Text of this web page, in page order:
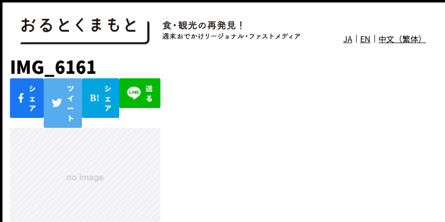
JA EN 中文（繁体）
IMG_6161
シ
ェ
ア
ツ
イ
ー
ト
シ
ェ
ア
送
る